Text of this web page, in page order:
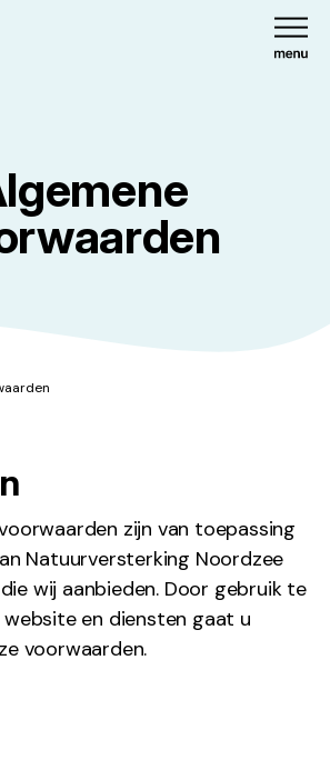
zijn van toepassing
Natuurversterking Noordzee
wij aanbieden. Door gebruik te
website en diensten gaat u
voorwaarden.